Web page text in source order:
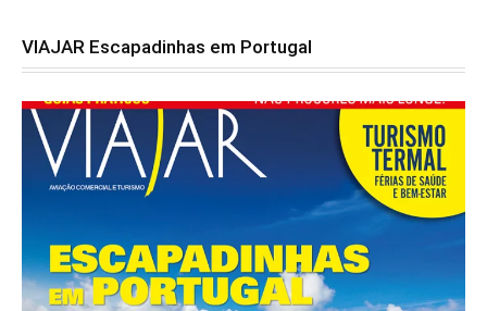
VIAJAR Escapadinhas em Portugal